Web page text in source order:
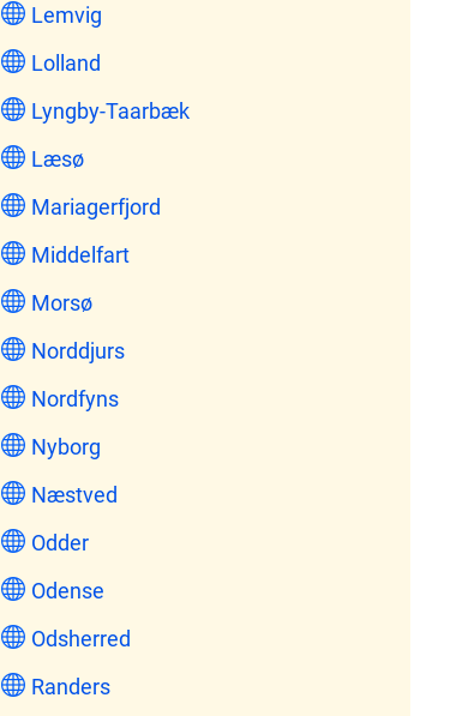
Lemvig
Lolland
Lyngby-Taarbæk
Læsø
Mariagerfjord
Middelfart
Morsø
Norddjurs
Nordfyns
Nyborg
Næstved
Odder
Odense
Odsherred
Randers